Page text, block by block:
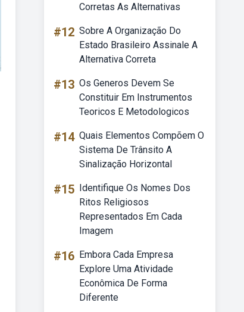
Corretas As Alternativas
#12 Sobre A Organização Do
Estado Brasileiro Assinale A
Alternativa Correta
#13 Os Generos Devem Se
Constituir Em Instrumentos
Teoricos E Metodologicos
#14 Quais Elementos Compõem O
Sistema De Trânsito A
Sinalização Horizontal
#15 Identifique Os Nomes Dos
Ritos Religiosos
Representados Em Cada
Imagem
#16 Embora Cada Empresa
Explore Uma Atividade
Econômica De Forma
Diferente